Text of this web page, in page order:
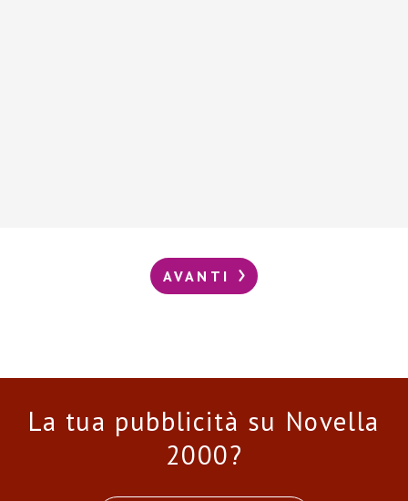
AVANTI
La tua pubblicità su Novella
2000?